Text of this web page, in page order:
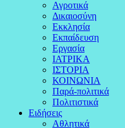
Αγροτικά
Δικαιοσύνη
Εκκλησία
Εκπαίδευση
Εργασία
ΙΑΤΡΙΚΑ
ΙΣΤΟΡΙΑ
ΚΟΙΝΩΝΙΑ
Παρά-πολιτικά
Πολιτιστικά
Ειδήσεις
Αθλητικά